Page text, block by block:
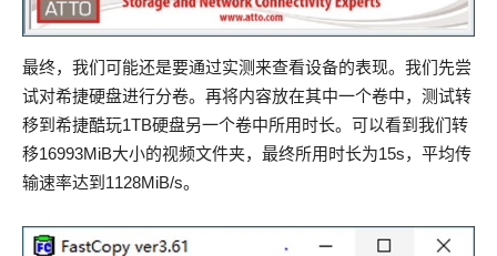
最终，我们可能还是要通过实测来查看设备的表现。我们先尝
试对希捷硬盘进行分卷。再将内容放在其中一个卷中，测试转
移到希捷酷玩1TB硬盘另一个卷中所用时长。可以看到我们转
移16993MiB大小的视频文件夹，最终所用时长为15s，平均传
输速率达到1128MiB/s。